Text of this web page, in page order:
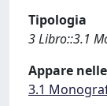
Tipologia
3 Libro::3.1
Appare
3.1